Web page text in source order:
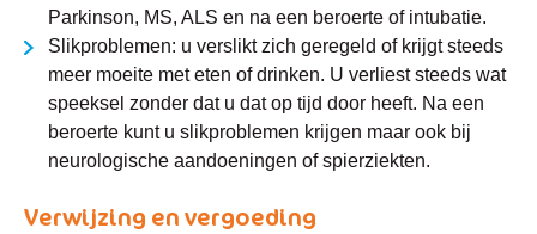
Parkinson, MS, ALS en na een beroerte of intubatie.
Slikproblemen: u verslikt zich geregeld of krijgt steeds
meer moeite met eten of drinken. U verliest steeds wat
speeksel zonder dat u dat op tijd door heeft. Na een
beroerte kunt u slikproblemen krijgen maar ook bij
neurologische aandoeningen of spierziekten.
Verwijzing en vergoeding